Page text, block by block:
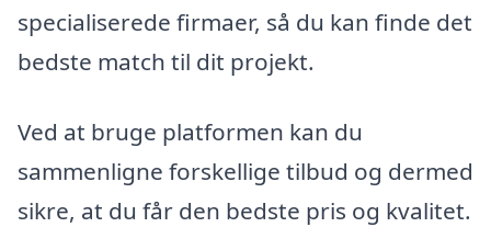
specialiserede firmaer, så du kan finde det
bedste match til dit projekt.
Ved at bruge platformen kan du
sammenligne forskellige tilbud og dermed
sikre, at du får den bedste pris og kvalitet.